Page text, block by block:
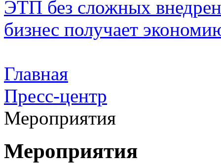
ЭТП без сложных
бизнес получает
Главная
Пресс-центр
Мероприятия
Мероприятия